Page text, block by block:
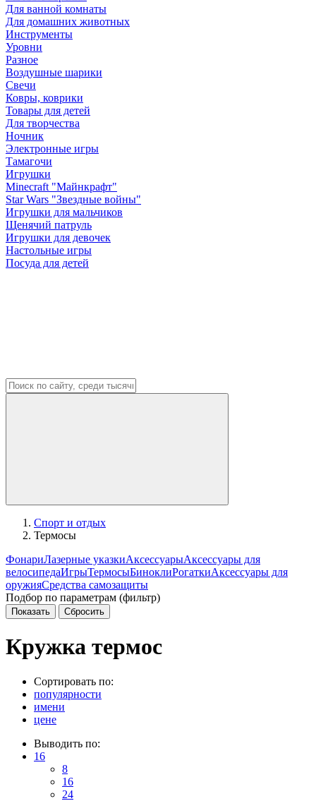
Для ванной комнаты
Для домашних животных
Инструменты
Уровни
Разное
Воздушные шарики
Свечи
Ковры, коврики
Товары для детей
Для творчества
Ночник
Электронные игры
Тамагочи
Игрушки
Minecraft "Майнкрафт"
Star Wars "Звездные войны"
Игрушки для мальчиков
Щенячий патруль
Игрушки для девочек
Настольные игры
Посуда для детей
Спорт и отдых
Термосы
ФонариЛазерные указкиАксессуарыАксессуары для
велосипедаИгрыТермосыБиноклиРогаткиАксессуары для
оружияСредства самозащиты
Подбор по параметрам (фильтр)
Кружка термос
Сортировать по:
популярности
имени
цене
Выводить по:
16
8
16
24